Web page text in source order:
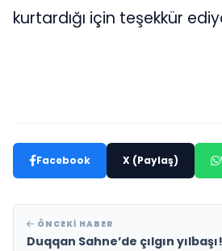
kurtardığı için teşekkür
Facebook X (Paylaş)
ÖNCEKI HABER
Duqqan Sahne’de çılgın yılbaşı!